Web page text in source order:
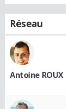
Réseau
Antoine ROUX